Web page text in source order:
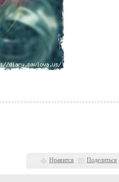
Нравится Поделиться